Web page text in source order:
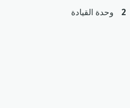
2 وحدة القيادة